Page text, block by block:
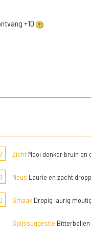
+10
ZichtMooi donker bruin en
Neus Laurie en zacht
SmaakDropig laurig moutig
Spijssuggestie